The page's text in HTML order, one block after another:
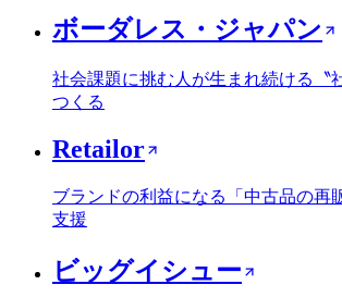
ボーダレス・ジャパン
社会課題に挑む人が生まれ続ける〝
つくる
Retailor
ブランドの利益になる「中古品の再
支援
ビッグイシュー